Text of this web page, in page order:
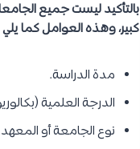
بالتأكيد ليست جميع
كبير، وهذه العوامل كما